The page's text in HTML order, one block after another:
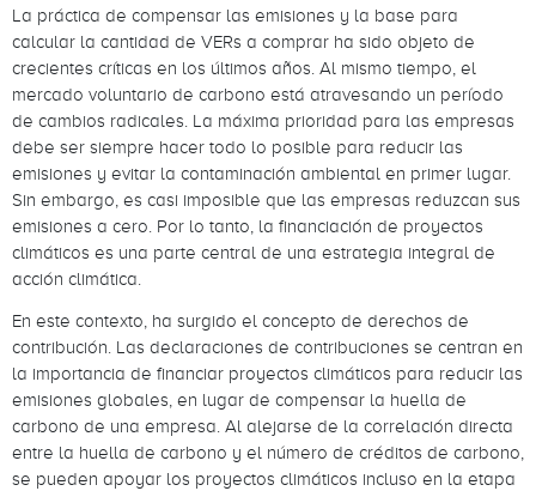
La práctica de compensar las emisiones y la base para
calcular la cantidad de VERs a comprar ha sido objeto de
crecientes críticas en los últimos años. Al mismo tiempo, el
mercado voluntario de carbono está atravesando un período
de cambios radicales. La máxima prioridad para las empresas
debe ser siempre hacer todo lo posible para reducir las
emisiones y evitar la contaminación ambiental en primer lugar.
Sin embargo, es casi imposible que las empresas reduzcan sus
emisiones a cero. Por lo tanto, la financiación de proyectos
climáticos es una parte central de una estrategia integral de
acción climática.
En este contexto, ha surgido el concepto de derechos de
contribución. Las declaraciones de contribuciones se centran en
la importancia de financiar proyectos climáticos para reducir las
emisiones globales, en lugar de compensar la huella de
carbono de una empresa. Al alejarse de la correlación directa
entre la huella de carbono y el número de créditos de carbono,
se pueden apoyar los proyectos climáticos incluso en la etapa